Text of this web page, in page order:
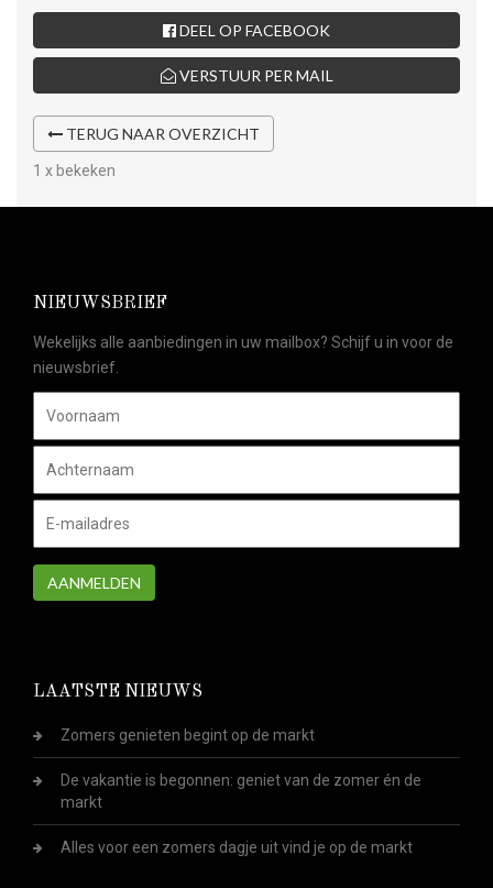
DEEL OP FACEBOOK
VERSTUUR PER MAIL
TERUG NAAR OVERZICHT
1 x bekeken
NIEUWSBRIEF
Wekelijks alle aanbiedingen in uw mailbox? Schijf u in voor de
nieuwsbrief.
AANMELDEN
LAATSTE NIEUWS
Zomers genieten begint op de markt
De vakantie is begonnen: geniet van de zomer én de
markt
Alles voor een zomers dagje uit vind je op de markt